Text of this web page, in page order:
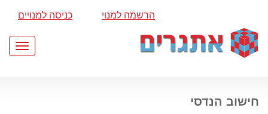
הרשמה למנוי כניסה למנויים
חישוב הנדסי